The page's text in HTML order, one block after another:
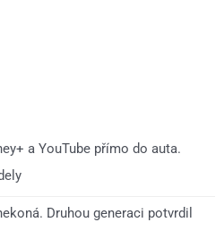
a YouTube přímo do auta.
Druhou generaci potvrdil